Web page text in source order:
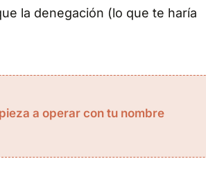
la denegación (lo que te haría
a operar con tu nombre